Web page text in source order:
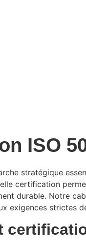
ISO
stratégique
certification
durable. Notre
exigences